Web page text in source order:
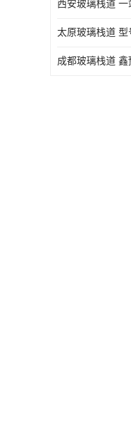
西安玻璃栈道 一
太原玻璃栈道 型
成都玻璃栈道